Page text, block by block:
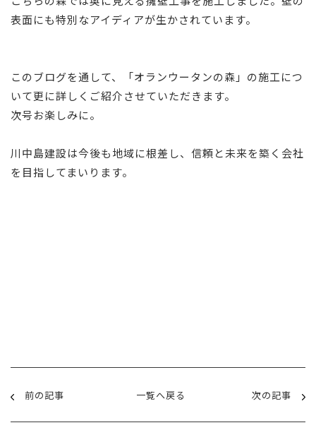
表面にも特別なアイディアが生かされています。
このブログを通して、「オランウータンの森」の施工につ
いて更に詳しくご紹介させていただきます。
次号お楽しみに。
川中島建設は今後も地域に根差し、信頼と未来を築く会社
を目指してまいります。
前の記事 一覧へ戻る 次の記事